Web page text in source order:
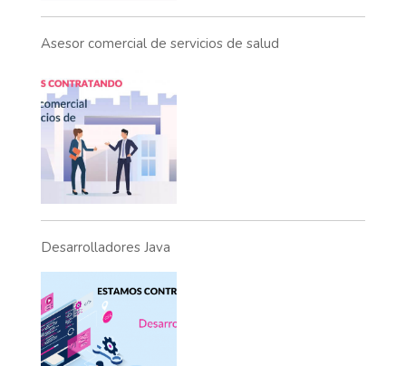
Asesor comercial de servicios de salud
Desarrolladores Java